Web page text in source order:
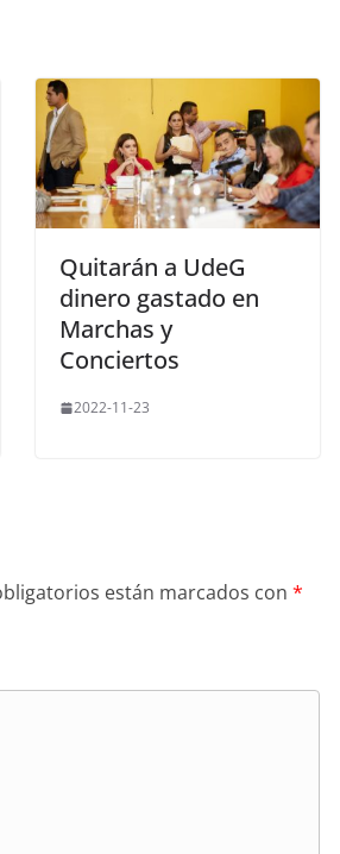
Quitarán a UdeG
dinero gastado en
Marchas y
Conciertos
2022-11-23
están marcados con *